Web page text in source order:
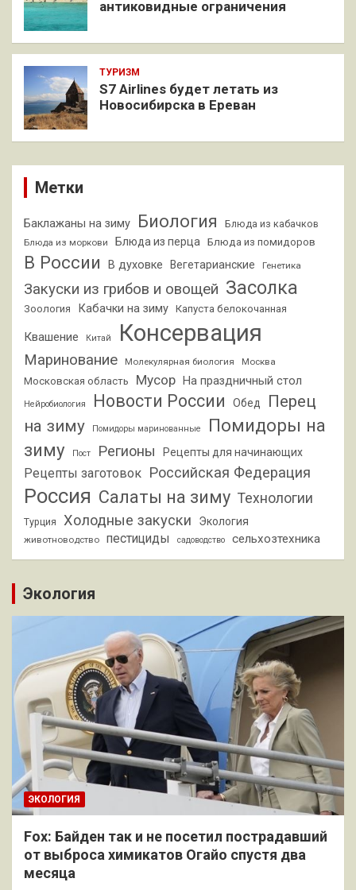
антиковидные ограничения
ТУРИЗМ
S7 Airlines будет летать из
Новосибирска в Ереван
Метки
Баклажаны на зиму Биология Блюда из кабачков
Блюда из моркови Блюда из перца Блюда из помидоров
В России В духовке Вегетарианские Генетика
Закуски из грибов и овощей Засолка
Зоология Кабачки на зиму Капуста белокочанная
Квашение Китай Консервация
Маринование Молекулярная биология Москва
Московская область Мусор На праздничный стол
Нейробиология Новости России Обед
Перец
на зиму
Помидоры маринованные
Помидоры на
зиму
Пост Регионы Рецепты для начинающих
Рецепты заготовок Российская Федерация
Россия Салаты на зиму Технологии
Турция Холодные закуски Экология
животноводство пестициды садоводство сельхозтехника
Экология
ЭКОЛОГИЯ
Fox: Байден так и не посетил пострадавший
от выброса химикатов Огайо спустя два
месяца